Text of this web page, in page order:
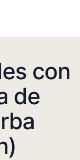
con
de